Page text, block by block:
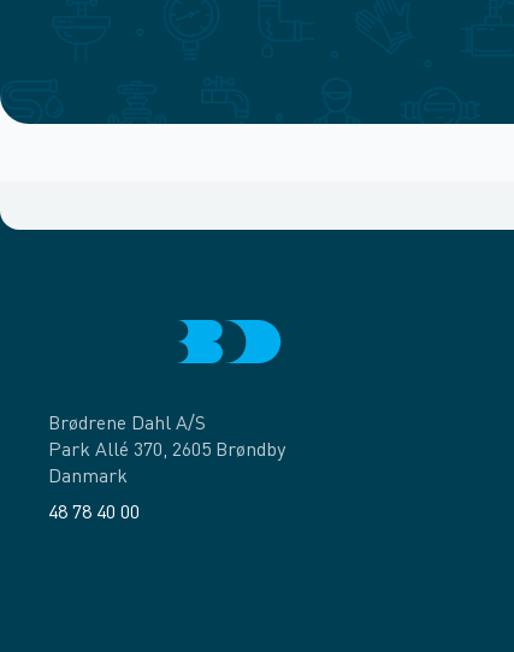
Brødrene Dahl A/S
Park Allé 370, 2605 Brøndby
Danmark
48 78 40 00